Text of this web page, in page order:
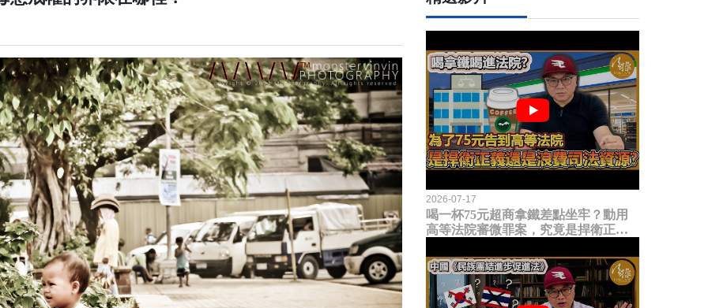
2026-07-17
喝一杯75元超商拿鐵差點坐牢？動用
高等法院審微罪案，究竟是捍衛正義